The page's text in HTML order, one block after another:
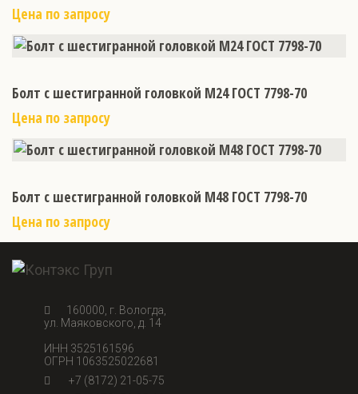
Цена по запросу
Болт с шестигранной головкой М24 ГОСТ 7798-70
Цена по запросу
Болт с шестигранной головкой М48 ГОСТ 7798-70
Цена по запросу
160000, г. Вологда,
ул. Маяковского, д. 14
ИНН 3525161596
ОГРН 1063525022681
+7 (8172) 21-05-75